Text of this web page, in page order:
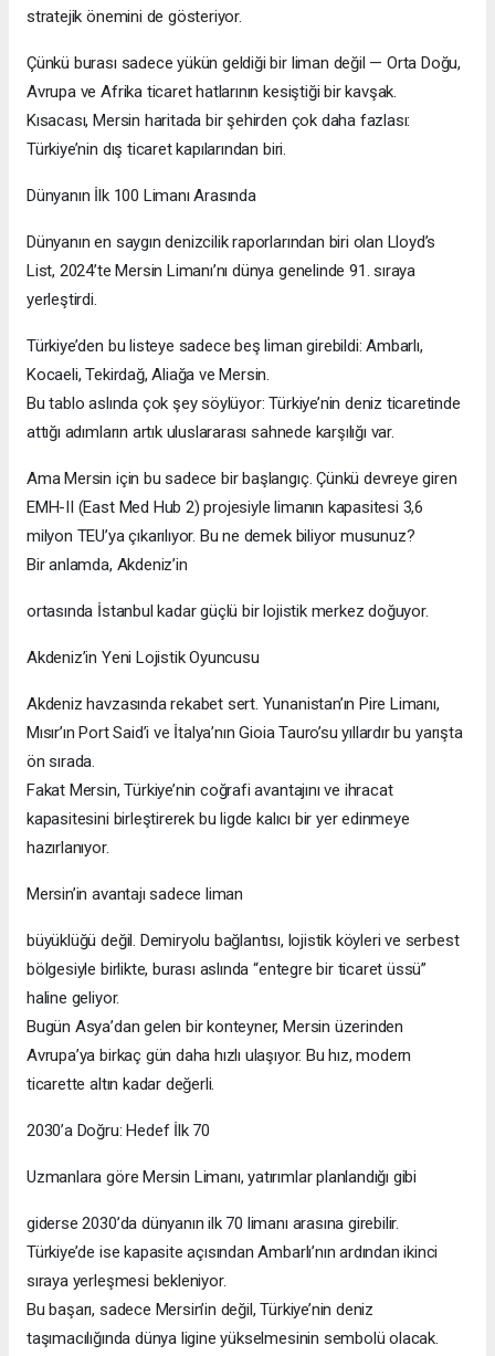
stratejik önemini de gösteriyor.
Çünkü burası sadece yükün geldiği bir liman değil — Orta Doğu,
Avrupa ve Afrika ticaret hatlarının kesiştiği bir kavşak.
Kısacası, Mersin haritada bir şehirden çok daha fazlası:
Türkiye’nin dış ticaret kapılarından biri.
Dünyanın İlk 100 Limanı Arasında
Dünyanın en saygın denizcilik raporlarından biri olan Lloyd’s
List, 2024’te Mersin Limanı’nı dünya genelinde 91. sıraya
yerleştirdi.
Türkiye’den bu listeye sadece beş liman girebildi: Ambarlı,
Kocaeli, Tekirdağ, Aliağa ve Mersin.
Bu tablo aslında çok şey söylüyor: Türkiye’nin deniz ticaretinde
attığı adımların artık uluslararası sahnede karşılığı var.
Ama Mersin için bu sadece bir başlangıç. Çünkü devreye giren
EMH-II (East Med Hub 2) projesiyle limanın kapasitesi 3,6
milyon TEU’ya çıkarılıyor. Bu ne demek biliyor musunuz?
Bir anlamda, Akdeniz’in
ortasında İstanbul kadar güçlü bir lojistik merkez doğuyor.
Akdeniz’in Yeni Lojistik Oyuncusu
Akdeniz havzasında rekabet sert. Yunanistan’ın Pire Limanı,
Mısır’ın Port Said’i ve İtalya’nın Gioia Tauro’su yıllardır bu yarışta
ön sırada.
Fakat Mersin, Türkiye’nin coğrafi avantajını ve ihracat
kapasitesini birleştirerek bu ligde kalıcı bir yer edinmeye
hazırlanıyor.
Mersin’in avantajı sadece liman
büyüklüğü değil. Demiryolu bağlantısı, lojistik köyleri ve serbest
bölgesiyle birlikte, burası aslında “entegre bir ticaret üssü”
haline geliyor.
Bugün Asya’dan gelen bir konteyner, Mersin üzerinden
Avrupa’ya birkaç gün daha hızlı ulaşıyor. Bu hız, modern
ticarette altın kadar değerli.
2030’a Doğru: Hedef İlk 70
Uzmanlara göre Mersin Limanı, yatırımlar planlandığı gibi
giderse 2030’da dünyanın ilk 70 limanı arasına girebilir.
Türkiye’de ise kapasite açısından Ambarlı’nın ardından ikinci
sıraya yerleşmesi bekleniyor.
Bu başarı, sadece Mersin’in değil, Türkiye’nin deniz
taşımacılığında dünya ligine yükselmesinin sembolü olacak.